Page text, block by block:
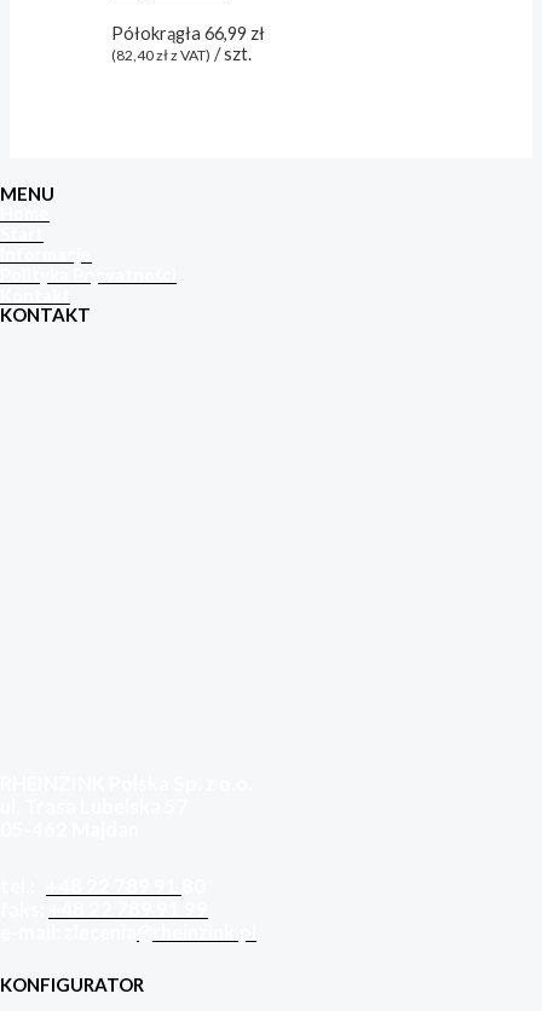
Półokrągła 66,99 zł
(82,40złz VAT) / szt.
MENU
KONTAKT
KONFIGURATOR